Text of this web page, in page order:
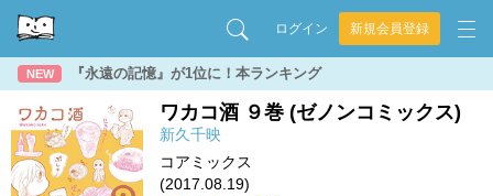
ログイン 新規会員登録
NEW 『永遠の記憶』が1位に！本ランキング
ワカコ酒 ９巻 (ゼノンコミックス)
新久千映
コアミックス
(2017.08.19)